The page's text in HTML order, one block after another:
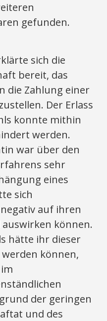
gefunden.
sich die
bereit, das
die Zahlung einer
Der Erlass
konnte mithin
werden.
war über den
sehr
eines
sich
auf ihren
können.
hätte ihr dieser
können,
der geringen
und des